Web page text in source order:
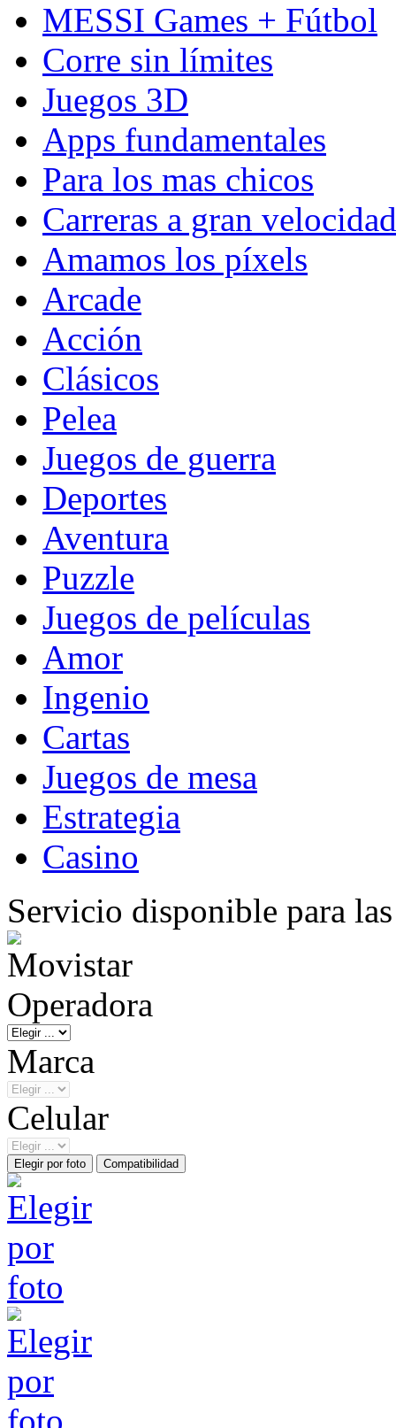
MESSI Games + Fútbol
Corre sin límites
Juegos 3D
Apps fundamentales
Para los mas chicos
Carreras a gran velocidad
Amamos los píxels
Arcade
Acción
Clásicos
Pelea
Juegos de guerra
Deportes
Aventura
Puzzle
Juegos de películas
Amor
Ingenio
Cartas
Juegos de mesa
Estrategia
Casino
Servicio disponible para
Operadora
Marca
Celular